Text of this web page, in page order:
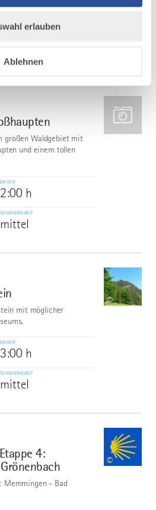
erlauben
Ablehnen
21:59 h
großen Waldgebiet mit
und einem tollen
DAUER
2:00 h
SCHWIERIGKEIT
mittel
©
mit möglicher
DAUER
3:00 h
SCHWIERIGKEIT
mittel
4:
©
Memmingen - Bad